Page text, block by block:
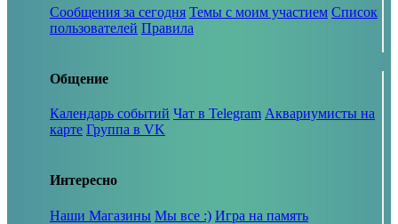
Сообщения за сегодня Темы с моим участием Список
пользователей Правила
Общение
Календарь событий Чат в Telegram Аквариумисты на
карте Группа в VK
Интересно
Наши Магазины Мы все :) Игра на память